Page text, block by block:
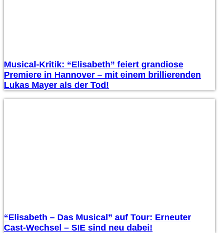
Musical-Kritik: “Elisabeth” feiert grandiose
Premiere in Hannover – mit einem brillierenden
Lukas Mayer als der Tod!
“Elisabeth – Das Musical” auf Tour: Erneuter
Cast-Wechsel – SIE sind neu dabei!